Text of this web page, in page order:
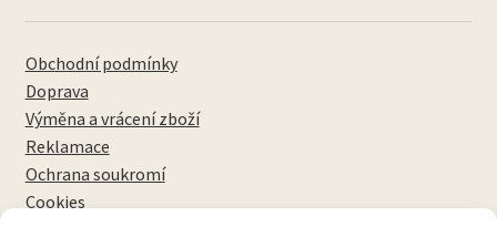
Obchodní podmínky
Doprava
Výměna a vrácení zboží
Reklamace
Ochrana soukromí
Cookies